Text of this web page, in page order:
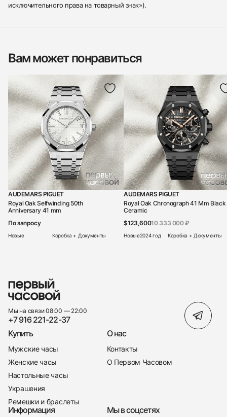
исключительного права на товарный знак»).
Вам может понравиться
AUDEMARS PIGUET
Royal Oak Selfwinding 50th
Anniversary 41 mm
По запросу
Новые Коробка + Документы
AUDEMARS PIGUET
Royal Oak Chronograph 41 Mm Black
Ceramic
$123,60010 333 000 ₽
Новые2024 год Коробка + Документы
Мы на связи 08:00 — 22:00
+7 916 221-22-37
Купить
Мужские часы
Женские часы
Настольные часы
Украшения
Ремешки и браслеты
О нас
Контакты
О Первом Часовом
Информация Мы в соцсетях